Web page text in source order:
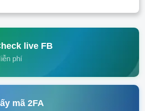
live FB
phí
mã 2FA